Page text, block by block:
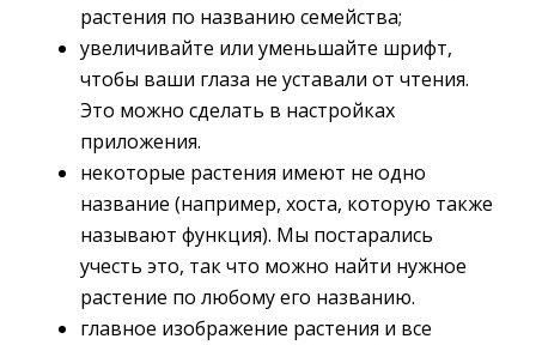
растения по названию семейства;
увеличивайте или уменьшайте шрифт,
чтобы ваши глаза не уставали от чтения.
Это можно сделать в настройках
приложения.
некоторые растения имеют не одно
название (например, хоста, которую также
называют функция). Мы постарались
учесть это, так что можно найти нужное
растение по любому его названию.
главное изображение растения и все